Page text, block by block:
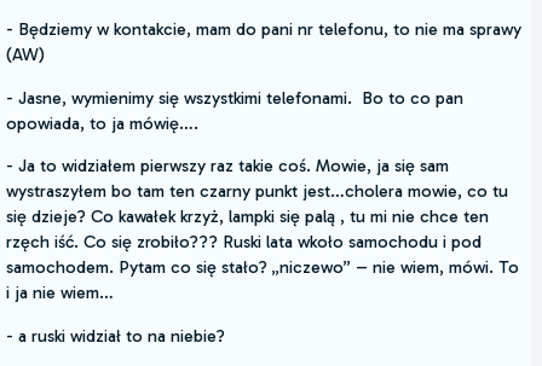
- Będziemy w kontakcie, mam do pani nr telefonu, to nie ma sprawy
(AW)
- Jasne, wymienimy się wszystkimi telefonami. Bo to co pan
opowiada, to ja mówię….
- Ja to widziałem pierwszy raz takie coś. Mowie, ja się sam
wystraszyłem bo tam ten czarny punkt jest…cholera mowie, co tu
się dzieje? Co kawałek krzyż, lampki się palą , tu mi nie chce ten
rzęch iść. Co się zrobiło??? Ruski lata wkoło samochodu i pod
samochodem. Pytam co się stało? „niczewo” – nie wiem, mówi. To
i ja nie wiem…
- a ruski widział to na niebie?